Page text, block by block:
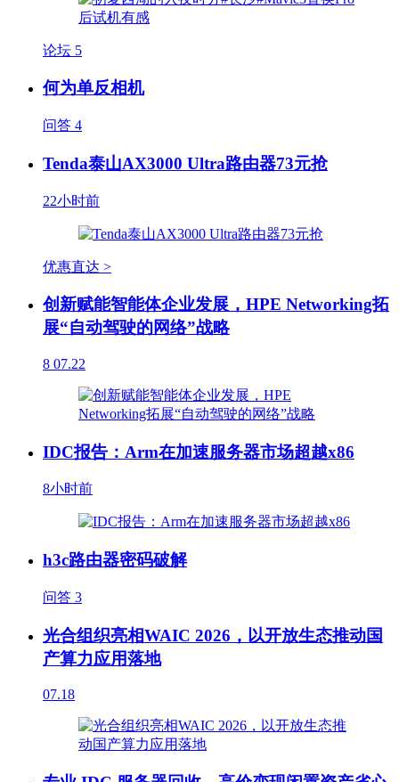
论坛 5
何为单反相机
问答 4
Tenda泰山AX3000 Ultra路由器73元抢
22小时前
优惠直达 >
创新赋能智能体企业发展，HPE Networking拓
展“自动驾驶的网络”战略
8 07.22
IDC报告：Arm在加速服务器市场超越x86
8小时前
h3c路由器密码破解
问答 3
光合组织亮相WAIC 2026，以开放生态推动国
产算力应用落地
07.18